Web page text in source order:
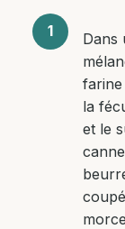
Dans
farine
la
et le